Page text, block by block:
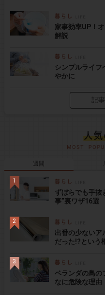
家事効率UP！
解説
シンプルライフ
やかに
記
週間
ずぼらでも手抜
事”裏ワザ16選
出番の少ないア
だった!?という
ベランダの鳥の
なに危険な理由